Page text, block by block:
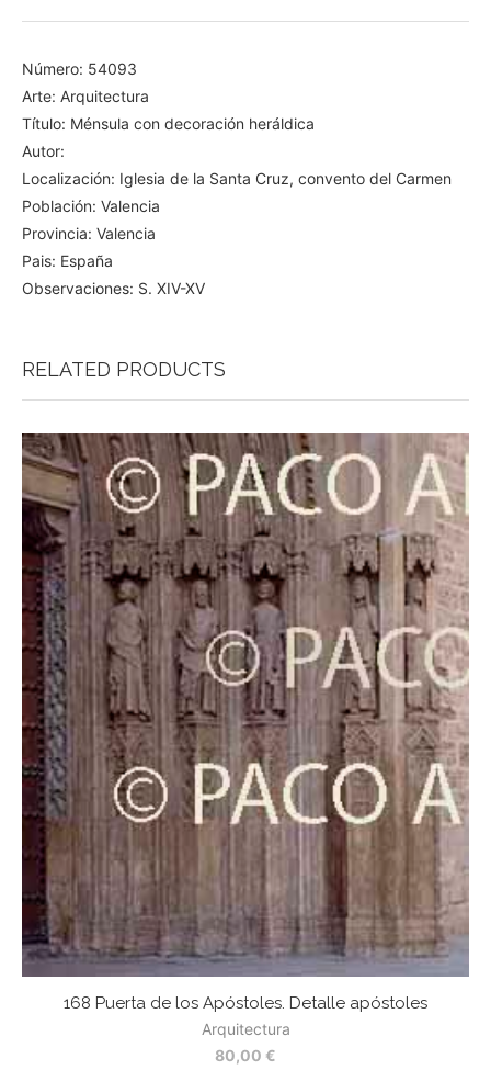
Número: 54093
Arte: Arquitectura
Título: Ménsula con decoración heráldica
Autor:
Localización: Iglesia de la Santa Cruz, convento del Carmen
Población: Valencia
Provincia: Valencia
Pais: España
Observaciones: S. XIV-XV
RELATED PRODUCTS
168 Puerta de los Apóstoles. Detalle apóstoles
Arquitectura
80,00 €